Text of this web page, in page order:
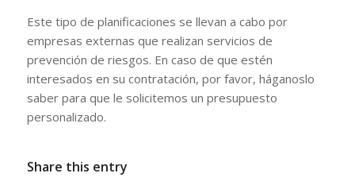
Este tipo de planificaciones se llevan a cabo por
empresas externas que realizan servicios de
prevención de riesgos. En caso de que estén
interesados en su contratación, por favor, háganoslo
saber para que le solicitemos un presupuesto
personalizado.
Share this entry